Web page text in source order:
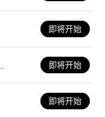
即将开始
即将开始
即将开始